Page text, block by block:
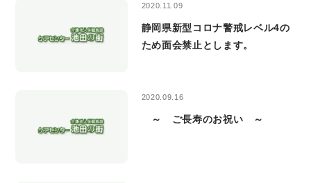
静岡県新型コロナ警戒レベル4の
ため面会禁止とします。
2020.11.09
～ ご長寿のお祝い ～
2020.09.16